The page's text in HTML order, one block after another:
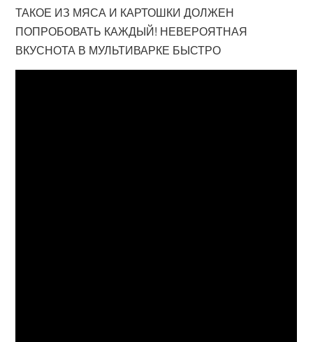
ТАКОЕ ИЗ МЯСА И КАРТОШКИ ДОЛЖЕН
ПОПРОБОВАТЬ КАЖДЫЙ! НЕВЕРОЯТНАЯ
ВКУСНОТА В МУЛЬТИВАРКЕ БЫСТРО